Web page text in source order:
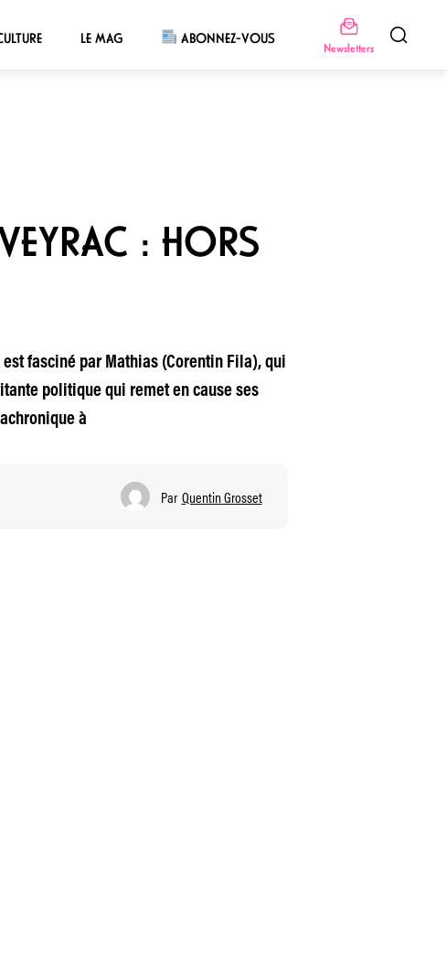
LE MAG ABONNEZ-VOUS
Newsletters
: HORS
fasciné par Mathias (Corentin Fila), qui
politique qui remet en cause ses
à
Par Quentin Grosset